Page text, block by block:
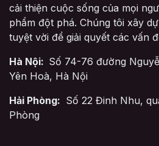
cải thiện cuộc sống của mọi
phẩm đột phá. Chúng tôi xây
tuyệt vời để giải quyết các vấn
Hà Nội: Số 74-76 đường
Yên Hoà, Hà Nội
Hải Phòng: Số 22 Đinh Nhu,
Phòng